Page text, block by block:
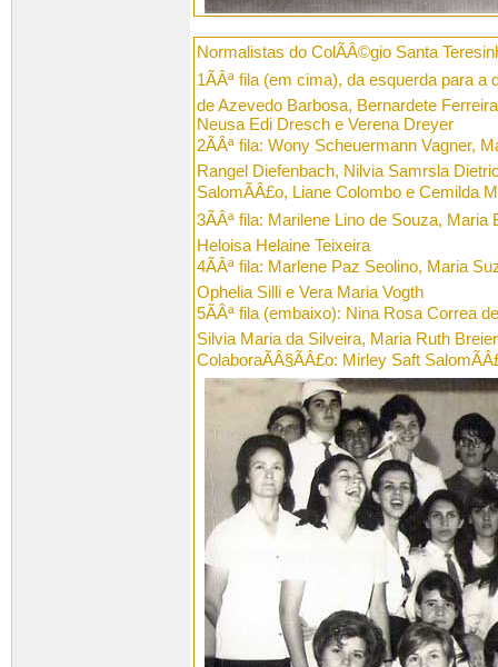
Normalistas do ColÃÂ©gio Santa
1ÃÂª fila (em cima), da esquerda para
de Azevedo Barbosa, Bernardete
Neusa Edi Dresch e Verena Dreyer
2ÃÂª fila: Wony Scheuermann Vagner,
Rangel Diefenbach, Nilvia Samrsla
SalomÃÂ£o, Liane Colombo e Cemilda
3ÃÂª fila: Marilene Lino de Souza,
Heloisa Helaine Teixeira
4ÃÂª fila: Marlene Paz Seolino, Maria
Ophelia Silli e Vera Maria Vogth
5ÃÂª fila (embaixo): Nina Rosa Correa
Silvia Maria da Silveira, Maria Ruth
ColaboraÃÂ§ÃÂ£o: Mirley Saft